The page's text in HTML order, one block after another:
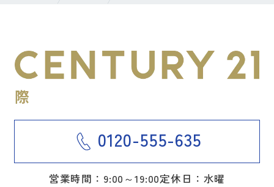
0120-555-635
営業時間：9:00～19:00定休日：水曜